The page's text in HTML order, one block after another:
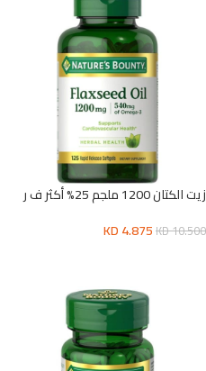
زيت الكتان 1200 ملجم 25% أكثر ف ر
KD10.500
KD4.875